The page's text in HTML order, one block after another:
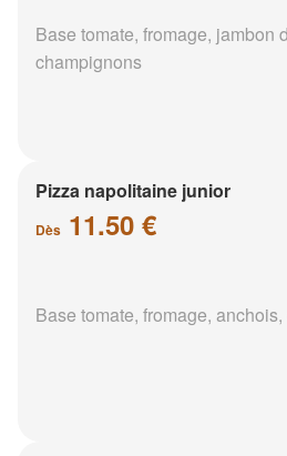
Base tomate, fromage, jambon
champignons
Pizza napolitaine junior
Dès 11.50 €
Base tomate, fromage,